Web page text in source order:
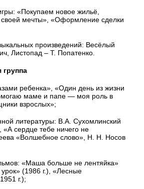
«Покупаем новое жильё,
мечты», «Оформление сделки
произведений: Весёлый
Листопад – Т. Попатенко.
группа
ребенка», «Один день из жизни
маме и папе — моя роль в
взрослых»;
литературы: В.А. Сухомлинский
«А сердце тебе ничего не
«Волшебное слово», Н. Н. Носов
«Маша больше не лентяйка»
(1986 г.), «Лесные
г.);